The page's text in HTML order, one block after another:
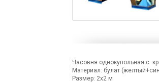
Часовня однокупольная с
Материал: булат
Размер: 2х2 м